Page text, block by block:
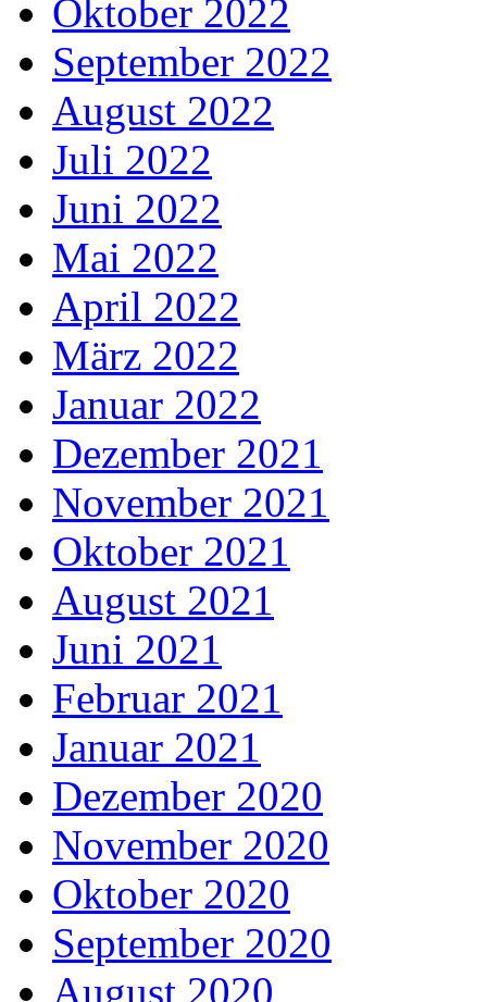
Oktober 2022
September 2022
August 2022
Juli 2022
Juni 2022
Mai 2022
April 2022
März 2022
Januar 2022
Dezember 2021
November 2021
Oktober 2021
August 2021
Juni 2021
Februar 2021
Januar 2021
Dezember 2020
November 2020
Oktober 2020
September 2020
August 2020